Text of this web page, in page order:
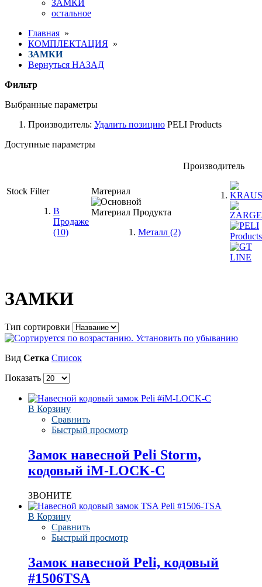
ЗАМКИ
остальное
Главная »
КОМПЛЕКТАЦИЯ »
ЗАМКИ
Вернуться НАЗАД
Фильтр
Выбранные параметры
Производитель: Удалить позицию PELI Products
Доступные параметры
Stock Filter
В
Продаже
(10)
Материал
Металл (2)
Производитель
ЗАМКИ
Тип сортировки
Вид Сетка Список
Показать
В Корзину
Сравнить
Быстрый просмотр
Замок навесной Peli Storm,
кодовый iM-LOCK-C
ЗВОНИТЕ
В Корзину
Сравнить
Быстрый просмотр
Замок навесной Peli, кодовый
#1506TSA